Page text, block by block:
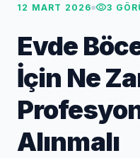
12 MART 2026 visibility3
Evde
İçin Ne
Alınmalı